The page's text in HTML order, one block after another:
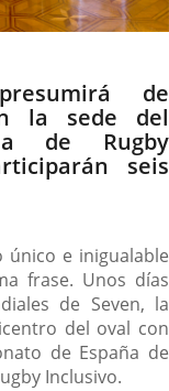
de
la sede del
de Rugby
seis
único e inigualable
frase. Unos días
de Seven, la
del oval con
de España de
Inclusivo.